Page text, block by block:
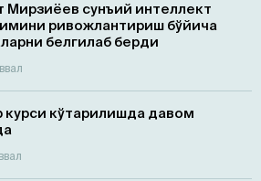
Мирзиёев сунъий интеллект
ривожлантириш бўйича
белгилаб берди
курси кўтарилишда давом